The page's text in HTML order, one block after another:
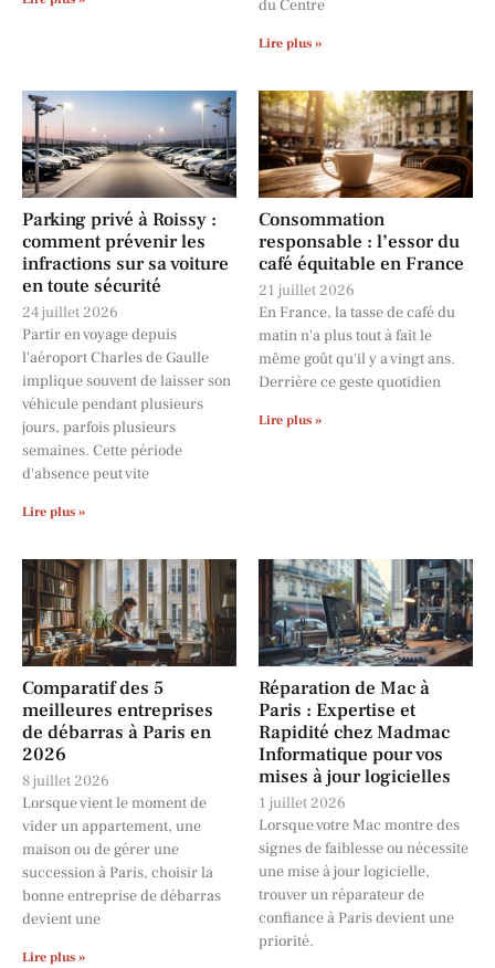
du Centre
Lire plus »
Parking privé à Roissy :
comment prévenir les
infractions sur sa voiture
en toute sécurité
24 juillet 2026
Partir en voyage depuis
l'aéroport Charles de Gaulle
implique souvent de laisser son
véhicule pendant plusieurs
jours, parfois plusieurs
semaines. Cette période
d'absence peut vite
Lire plus »
Consommation
responsable : l’essor du
café équitable en France
21 juillet 2026
En France, la tasse de café du
matin n'a plus tout à fait le
même goût qu'il y a vingt ans.
Derrière ce geste quotidien
Lire plus »
Comparatif des 5
meilleures entreprises
de débarras à Paris en
2026
8 juillet 2026
Lorsque vient le moment de
vider un appartement, une
maison ou de gérer une
succession à Paris, choisir la
bonne entreprise de débarras
devient une
Lire plus »
Réparation de Mac à
Paris : Expertise et
Rapidité chez Madmac
Informatique pour vos
mises à jour logicielles
1 juillet 2026
Lorsque votre Mac montre des
signes de faiblesse ou nécessite
une mise à jour logicielle,
trouver un réparateur de
confiance à Paris devient une
priorité.